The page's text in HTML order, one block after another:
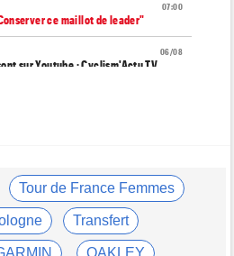
07:00
ce maillot de leader"
06/08
sur Youtube : Cyclism'Actu TV
06/08
un talentueux sprinteur allemand
Tour de France Femmes
Transfert
OAKLEY